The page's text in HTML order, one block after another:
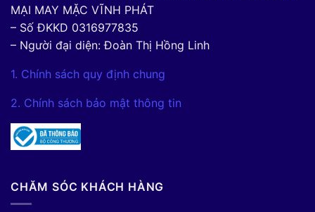
MẠI MAY MẶC VĨNH PHÁT
– Số ĐKKD 0316977835
– Người đại diện: Đoàn Thị Hồng Linh
1. Chính sách quy định chung
2. Chính sách bảo mật thông tin
CHĂM SÓC KHÁCH HÀNG